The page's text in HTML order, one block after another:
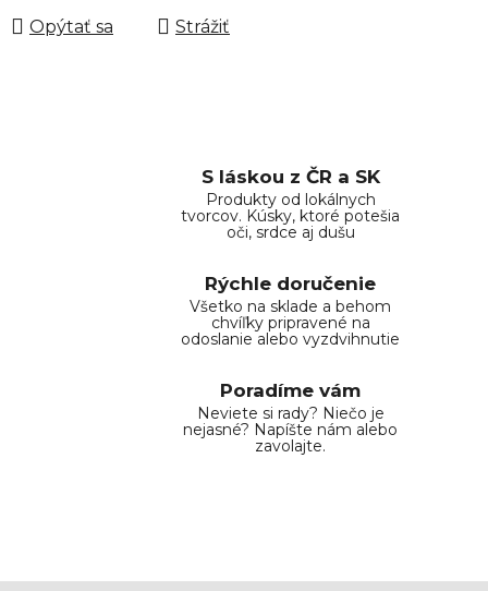
Opýtať sa Strážiť
S láskou z ČR a SK
Produkty od lokálnych
tvorcov. Kúsky, ktoré potešia
oči, srdce aj dušu
Rýchle doručenie
Všetko na sklade a behom
chvíľky pripravené na
odoslanie alebo vyzdvihnutie
Poradíme vám
Neviete si rady? Niečo je
nejasné? Napíšte nám alebo
zavolajte.